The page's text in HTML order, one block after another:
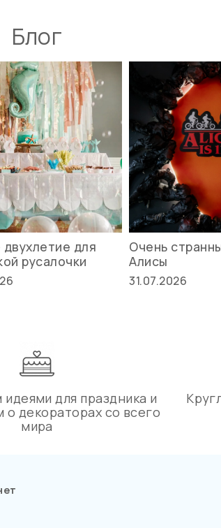
Блог
для
русалочки
Очень
Алисы
31.07.2026
для праздника и
о декораторах со всего
мира